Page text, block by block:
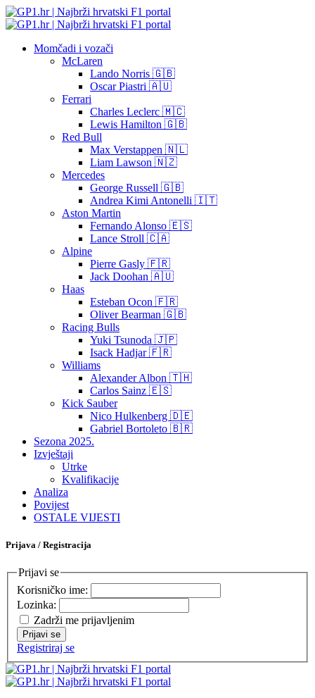
Momčadi i vozači
McLaren
Lando Norris 🇬🇧
Oscar Piastri 🇦🇺
Ferrari
Charles Leclerc 🇲🇨
Lewis Hamilton 🇬🇧
Red Bull
Max Verstappen 🇳🇱
Liam Lawson 🇳🇿
Mercedes
George Russell 🇬🇧
Andrea Kimi Antonelli 🇮🇹
Aston Martin
Fernando Alonso 🇪🇸
Lance Stroll 🇨🇦
Alpine
Pierre Gasly 🇫🇷
Jack Doohan 🇦🇺
Haas
Esteban Ocon 🇫🇷
Oliver Bearman 🇬🇧
Racing Bulls
Yuki Tsunoda 🇯🇵
Isack Hadjar 🇫🇷
Williams
Alexander Albon 🇹🇭
Carlos Sainz 🇪🇸
Kick Sauber
Nico Hulkenberg 🇩🇪
Gabriel Bortoleto 🇧🇷
Sezona 2025.
Izvještaji
Utrke
Kvalifikacije
Analiza
Povijest
OSTALE VIJESTI
Prijava / Registracija
Prijavi se
Korisničko ime:
Lozinka:
Zadrži me prijavljenim
Prijavi se
Registriraj se